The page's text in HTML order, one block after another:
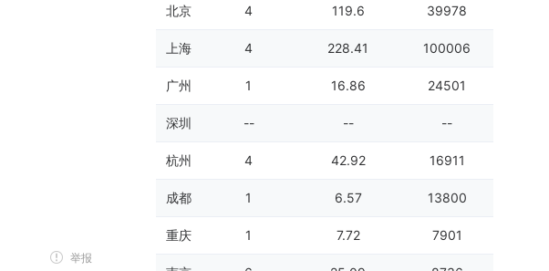
举报
北京 4 119.6 39978
上海 4 228.41 100006
广州 1 16.86 24501
深圳 -- -- --
杭州 4 42.92 16911
成都 1 6.57 13800
重庆 1 7.72 7901